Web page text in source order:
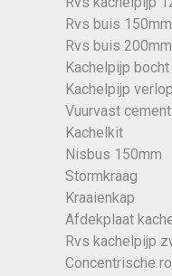
Rvs buis 150mm
Rvs buis 200mm
Kachelpijp bocht
Kachelpijp
Vuurvast cement
Kachelkit
Nisbus 150mm
Stormkraag
Kraaienkap
Afdekplaat
Rvs kachelpijp
Concentrische